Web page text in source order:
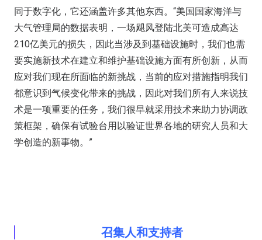
同于数字化，它还涵盖许多其他东西。“美国国家海洋与
大气管理局的数据表明，一场飓风登陆北美可造成高达
210亿美元的损失，因此当涉及到基础设施时，我们也需
要实施新技术在建立和维护基础设施方面有所创新，从而
应对我们现在所面临的新挑战，当前的应对措施指明我们
都意识到气候变化带来的挑战，因此对我们所有人来说技
术是一项重要的任务，我们很早就采用技术来助力协调政
策框架，确保有试验台用以验证世界各地的研究人员和大
学创造的新事物。”
召集人和支持者